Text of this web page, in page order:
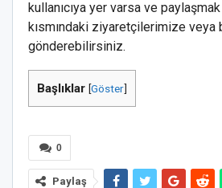
kullanıcıya yer varsa ve
kısmındaki ziyaretçilerimize veya
gönderebilirsiniz.
Başlıklar [Göster]
0
Paylaş